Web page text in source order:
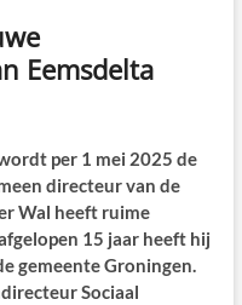
Eemsdelta
per 1 mei 2025 de
directeur van de
Wal heeft ruime
15 jaar heeft hij
gemeente Groningen.
Sociaal